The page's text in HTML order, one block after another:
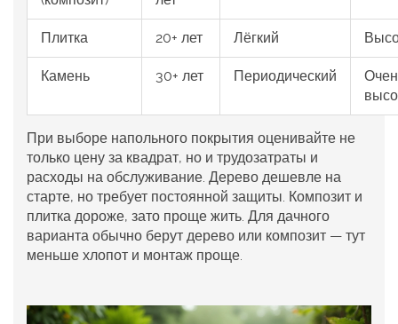
Плитка 20+ лет Лёгкий
Камень 30+ лет Периодический
При выборе напольного покрытия оценивайте не
только цену за квадрат, но и трудозатраты и
расходы на обслуживание. Дерево дешевле на
старте, но требует постоянной защиты. Композит и
плитка дороже, зато проще жить. Для дачного
варианта обычно берут дерево или композит — тут
меньше хлопот и монтаж проще.